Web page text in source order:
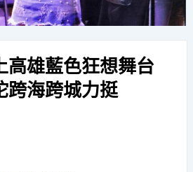
高雄藍色狂想舞台
跨海跨城力挺